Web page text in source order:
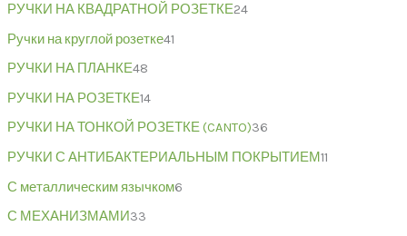
РУЧКИ НА КВАДРАТНОЙ РОЗЕТКЕ24
Ручки на круглой розетке41
РУЧКИ НА ПЛАНКЕ48
РУЧКИ НА РОЗЕТКЕ14
РУЧКИ НА ТОНКОЙ РОЗЕТКЕ (CANTO)36
РУЧКИ С АНТИБАКТЕРИАЛЬНЫМ ПОКРЫТИЕМ11
С металлическим язычком6
С МЕХАНИЗМАМИ33